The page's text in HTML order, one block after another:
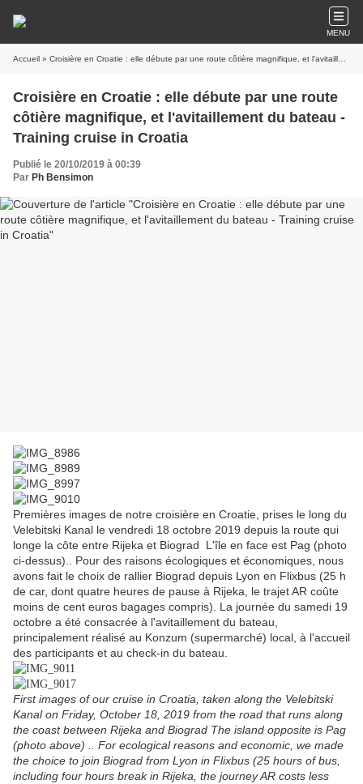
MENU
Accueil » Croisière en Croatie : elle débute par une route côtière magnifique, et l'avitaillement du bateau - Training cruise in Croatia
Croisière en Croatie : elle débute par une route
côtière magnifique, et l'avitaillement du bateau -
Training cruise in Croatia
Publié le 20/10/2019 à 00:39
Par Ph Bensimon
Premières images de notre croisière en Croatie, prises le long du
Velebitski Kanal le vendredi 18 octobre 2019 depuis la route qui
longe la côte entre Rijeka et Biograd L'île en face est Pag (photo
ci-dessus).. Pour des raisons écologiques et économiques, nous
avons fait le choix de rallier Biograd depuis Lyon en Flixbus (25 h
de car, dont quatre heures de pause à Rijeka, le trajet AR coûte
moins de cent euros bagages compris). La journée du samedi 19
octobre a été consacrée à l'avitaillement du bateau,
principalement réalisé au Konzum (supermarché) local, à l'accueil
des participants et au check-in du bateau.
First images of our cruise in Croatia, taken along the Velebitski
Kanal on Friday, October 18, 2019 from the road that runs along
the coast between Rijeka and Biograd The island opposite is Pag
(photo above) .. For ecological reasons and economic, we made
the choice to join Biograd from Lyon in Flixbus (25 hours of bus,
including four hours break in Rijeka, the journey AR costs less